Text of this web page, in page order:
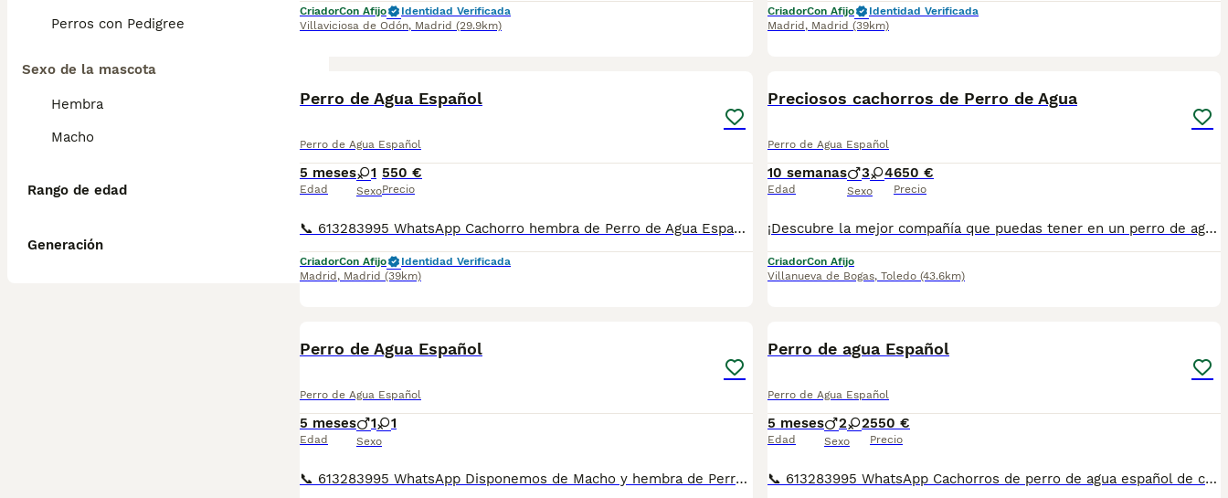
Perros con Pedigree
Sexo de la mascota
Hembra
Macho
Rango de edad
Generación
CriadorCon Afijo
Identidad Verificada
Villaviciosa de Odón, Madrid (29.9km)
CriadorCon Afijo
Identidad Verificada
Madrid , Madrid (39km)
Perro de Agua Español
Perro de Agua Español
5 meses
Edad
1
Sexo
550 €
Precio
📞 613283995 WhatsApp Cachorro hembra de Perro de Agua Español chocolate Entregamos nuestros pequeños cachorritos con todas las garantías y cuidados necesarios , disponemos de núcleo zoológico para crianza y venta de nuestros cachorros . ✅Desparasitaciones y vacunas correspondientes a su edad . ✅Cartilla de vacunación . ✅Revisiones veterinarias . ✅Garantías víricas de 15 días . ✅Garantías genéticas de un año . Seriedad , confianza y bienestar animal son nuestra prioridad . También ofrecemos transporte propio para nuestros pequeños cachorros a toda la península , el pago lo podéis hacer contra reembolso . (con coste adicional) . Mandamos a toda España . Disponemos de varias razas Si no esta la raza que queréis llámanos , intentaremos encontrártela , trabajamos con los mejores criadores de España .
CriadorCon Afijo
Identidad Verificada
Madrid , Madrid (39km)
Preciosos cachorros de Perro de Agua
Perro de Agua Español
10 semanas
Edad
3 4
Sexo
650 €
Precio
¡Descubre la mejor compañía que puedas tener en un perro de agua criado en un ambiente familiar! Nuestros cachorros son criados con amor y dedicación en un entorno hogareño, lo que les proporciona una socialización y un carácter excepcionales. Los perros de agua son conocidos por su inteligencia, lealtad y alegría de vivir. Son compañeros perfectos para personas activas y familias, ya que disfrutan de la compañía y la interacción con sus seres queridos. Nuestros cachorros de perro de agua están listos para ser parte de tu vida y llenarla de diversión, amor y compañía. ¡No pierdas la oportunidad de tener a uno de estos hermosos ejemplares en tu hogar! Contáctanos ahora para más información y reserva tu cachorro de perro de agua criado en ambiente familiar. Se entregan des parasitados, y vacunados.
CriadorCon Afijo
Villanueva de Bogas, Toledo (43.6km)
Perro de Agua Español
Perro de Agua Español
5 meses
Edad
1 1
Sexo
📞 613283995 WhatsApp Disponemos de Macho y hembra de Perro de Agua Español de color chocolate Entregamos nuestros pequeños cachorritos con todas las garantías y cuidados necesarios , disponemos de núcleo zoológico para crianza y venta de nuestros cachorros . ✅Desparasitaciones y vacunas correspondientes a su edad . ✅Cartilla de vacunación . ✅Revisiones veterinarias . ✅Garantías víricas de 15 días . ✅Garantías genéticas de un año . Seriedad , confianza y bienestar animal son nuestra prioridad . También ofrecemos transporte propio para nuestros pequeños cachorros a toda la península , el pago lo podéis hacer contra reembolso . (con coste adicional) . Mandamos a toda España . Disponemos de varias razas Si no esta la raza que queréis llámanos , intentaremos encontrártela , trabajamos con los mejores criadores de España .
Perro de agua Español
Perro de Agua Español
5 meses
Edad
2 2
Sexo
550 €
Precio
📞 613283995 WhatsApp Cachorros de perro de agua español de color chocolate son los de las fotos una verdadera maravilla de cachorros . Entregamos nuestros pequeños cachorritos con todas las garantías y cuidados necesarios , disponemos de núcleo zoológico para crianza y venta de nuestros cachorros . ✅Desparasitaciones y vacunas correspondientes a su edad . ✅Cartilla de vacunación . ✅Revisiones veterinarias . ✅Garantías víricas de 15 días . ✅Garantías genéticas de un año . Seriedad , confianza y bienestar animal son nuestra prioridad . También ofrecemos transporte propio para nuestros pequeños cachorros a toda la península , el pago lo podéis hacer contra reembolso . (con coste adicional) . Mandamos a toda España . Disponemos de varias razas Si no esta la raza que queréis llámanos , intentaremos encontrártela , trabajamos con los mejores criadores de España .